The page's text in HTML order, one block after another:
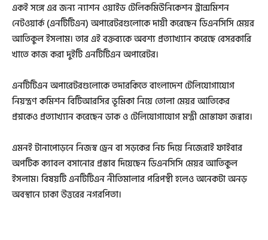
একই সঙ্গে এর জন্য ন্যাশন ওয়াইড টেলিকমিউনিকেশন ট্রান্সমিশন
নেটওয়ার্ক (এনটিটিএন) অপারেটরগুলোকে দায়ী করেছেন ডিএনসিসি মেয়র
আতিকুল ইসলাম। তার এই বক্তব্যকে অবশ্য প্রত্যাখ্যান করেছে বেসরকারি
খাতে কাজ করা দুইটি এনটিটিএন অপারেটর।
এনটিটিএন অপারেটরগুলোকে তদারকিতে বাংলাদেশ টেলিযোগাযোগ
নিয়ন্ত্রণ কমিশন বিটিআরসির ভূমিকা নিয়ে তোলা মেয়র আতিকের
প্রশ্নকেও প্রত্যাখ্যান করেছেন ডাক ও টেলিযোগাযোগ মন্ত্রী মোস্তাফা জব্বার।
এমনই টানাপোড়নে নিজস্ব ড্রেন বা সড়কের নিচ দিয়ে নিজেরাই ফাইবার
অপটিক ক্যাবল বসানোর প্রস্তাব দিয়েছেন ডিএনসিসি মেয়র আতিকুল
ইসলাম। বিষয়টি এনটিটিএন নীতিমালার পরিপন্থী হলেও অনেকটা অনড়
অবস্থানে ঢাকা উত্তরের নগরপিতা।